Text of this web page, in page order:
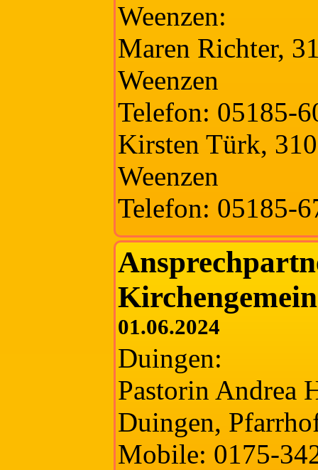
Weenzen:
Maren Richter,
Weenzen
Telefon: 05185-
Kirsten Türk,
Weenzen
Telefon: 05185-
01.06.2024
Duingen:
Pastorin Andrea
Duingen,
Mobile: 0175-